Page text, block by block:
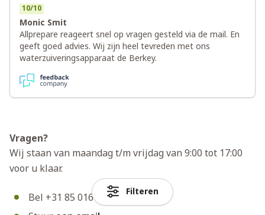
Filteren
10/10
Monic Smit
Allprepare reageert snel op vragen gesteld via de mail. En
geeft goed advies. Wij zijn heel tevreden met ons
waterzuiveringsapparaat de Berkey.
Vragen?
Wij staan van maandag t/m vrijdag van 9:00 tot 17:00
voor u klaar.
Bel +31 85 016 3025